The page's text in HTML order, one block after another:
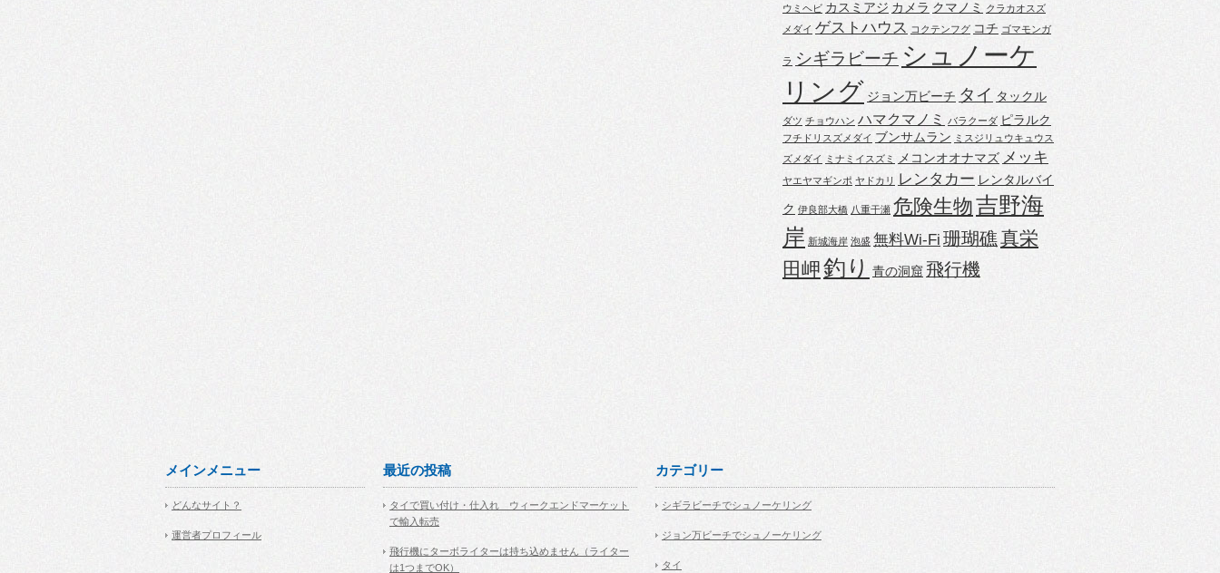
ウミヘビ カスミアジ カメラ クマノミ
クラカオスズ
メダイ ゲストハウス コクテンフグ コチ ゴマモンガ
ラ シギラビーチ シュノーケ
リング ジョン万ビーチ タイ タックル
ダツ チョウハン ハマクマノミ バラクーダ ピラルク
フチドリスズメダイ ブンサムラン ミスジリュウキュウス
ズメダイ ミナミイスズミ メコンオオナマズ メッキ
ヤエヤマギンポ ヤドカリ レンタカー レンタルバイ
ク 伊良部大橋 八重干瀬 危険生物吉野海
岸 新城海岸 泡盛 無料Wi-Fi 珊瑚礁真栄
田岬釣り 青の洞窟 飛行機
メインメニュー
どんなサイト？
運営者プロフィール
最近の投稿
タイで買い付け・仕入れ ウィークエンドマーケット
で輸入転売
飛行機にターボライターは持ち込めません（ライター
は1つまでOK）
カテゴリー
シギラビーチでシュノーケリング
ジョン万ビーチでシュノーケリング
タイ